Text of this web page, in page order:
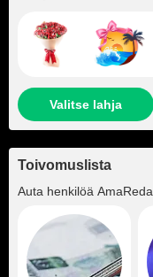
Valitse lahja
Toivomuslista
Auta henkilöä AmaReda